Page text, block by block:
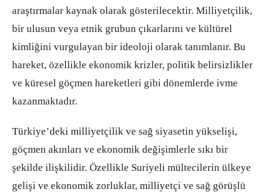
araştırmalar kaynak olarak gösterilecektir. Milliyetçilik,
bir ulusun veya etnik grubun çıkarlarını ve kültürel
kimliğini vurgulayan bir ideoloji olarak tanımlanır. Bu
hareket, özellikle ekonomik krizler, politik belirsizlikler
ve küresel göçmen hareketleri gibi dönemlerde ivme
kazanmaktadır.
Türkiye’deki milliyetçilik ve sağ siyasetin yükselişi,
göçmen akınları ve ekonomik değişimlerle sıkı bir
şekilde ilişkilidir. Özellikle Suriyeli mültecilerin ülkeye
gelişi ve ekonomik zorluklar, milliyetçi ve sağ görüşlü